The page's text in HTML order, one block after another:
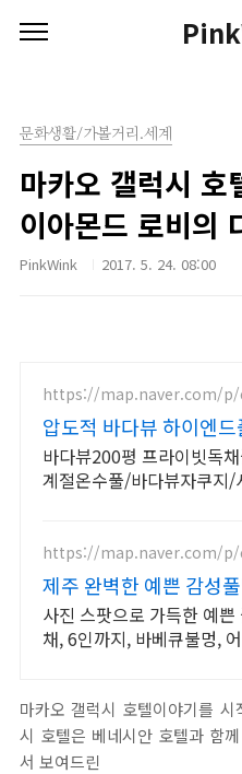
문화생활/가볼거리.세계
마카오 갤럭시
이아몬드 로비의
PinkWink 2017. 5. 24. 08:00
https://map.naver.com/p/
압도적 바다뷰 하이엔드
다뷰 자쿠지 상시 무료
바다뷰200평 프라이빗독
계절온수풀/바다뷰자쿠지/
장, 핀란드 사우나, 불멍
https://map.naver.com/p/
제주 완벽한 예쁜 감성
문을 여는 순간 예쁨 가
사진 스팟으로 가득한 예쁜
채, 6인까지, 바베큐불멍,
시설 인테리어
마카오 갤럭시 호텔이야기를 시
시 호텔은 베네시안 호텔과 함
서 보여드린